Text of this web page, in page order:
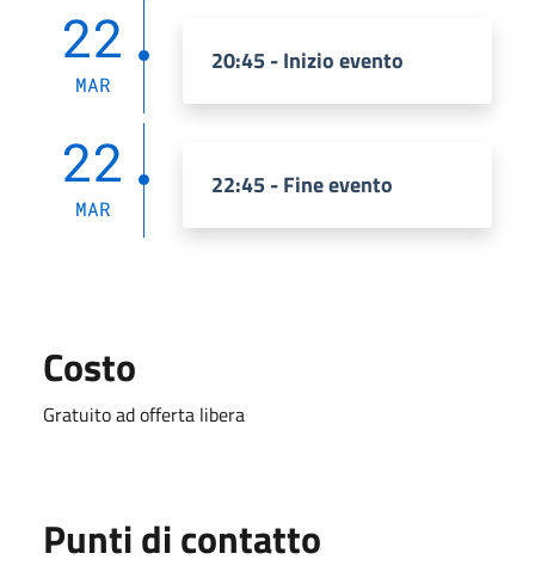
22
MAR
20:45 - Inizio evento
22
MAR
22:45 - Fine evento
Costo
Gratuito ad offerta libera
Punti di contatto